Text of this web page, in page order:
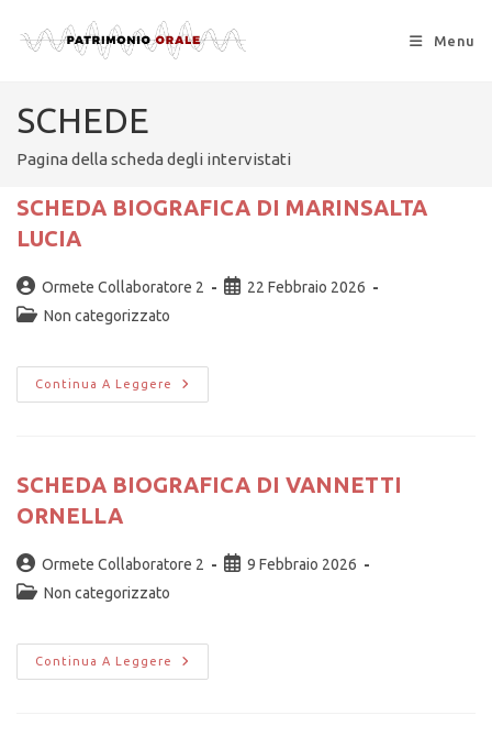
Menu
SCHEDE
Pagina della scheda degli intervistati
SCHEDA BIOGRAFICA DI MARINSALTA
LUCIA
Ormete Collaboratore 2
22 Febbraio 2026
Non categorizzato
Continua A Leggere
SCHEDA BIOGRAFICA DI VANNETTI
ORNELLA
Ormete Collaboratore 2
9 Febbraio 2026
Non categorizzato
Continua A Leggere